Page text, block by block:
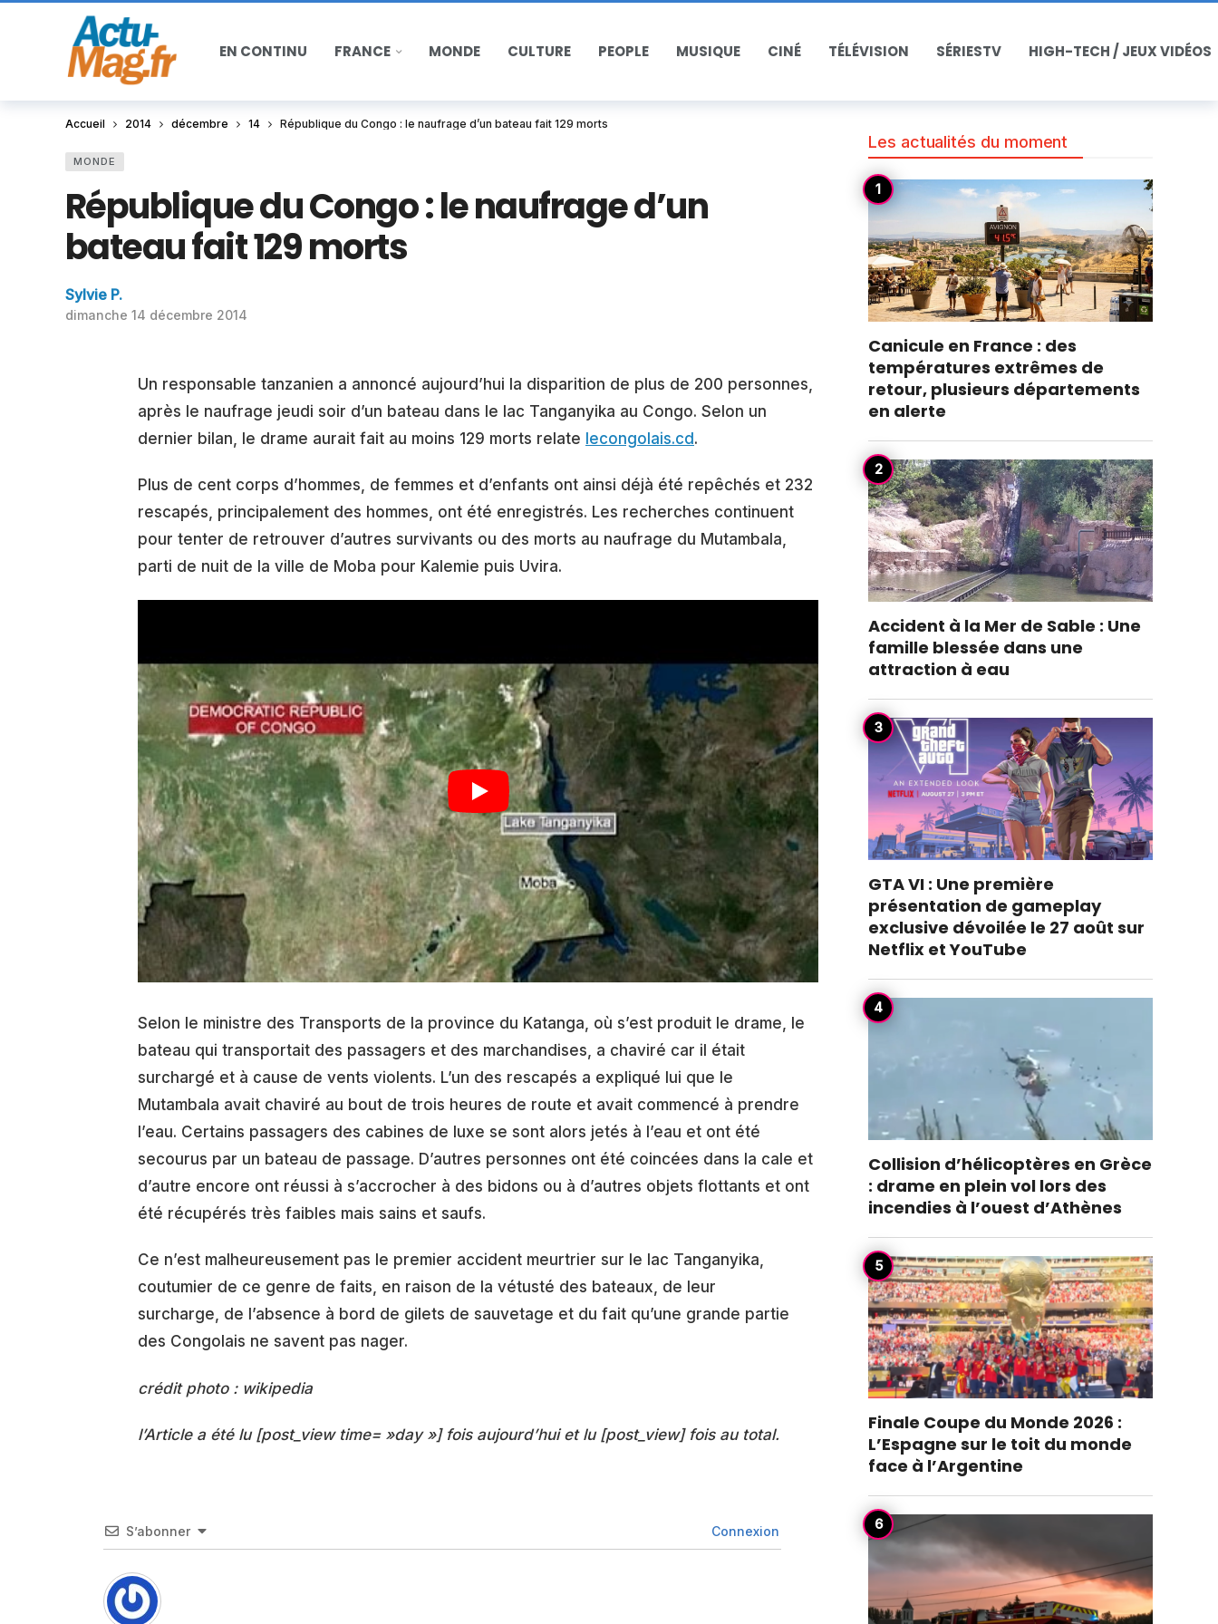
EN CONTINU FRANCE MONDE CULTURE PEOPLE MUSIQUE CINÉ TÉLÉVISION SÉRIESTV HIGH-TECH / JEUX VIDÉOS
Accueil 2014 décembre 14 République du Congo : le naufrage d’un bateau fait 129 morts
MONDE
République du Congo : le naufrage d’un
bateau fait 129 morts
Sylvie P.
dimanche 14 décembre 2014
Un responsable tanzanien a annoncé aujourd’hui la disparition de plus de 200 personnes,
après le naufrage jeudi soir d’un bateau dans le lac Tanganyika au Congo. Selon un
dernier bilan, le drame aurait fait au moins 129 morts relate lecongolais.cd .
Plus de cent corps d’hommes, de femmes et d’enfants ont ainsi déjà été repêchés et 232
rescapés, principalement des hommes, ont été enregistrés. Les recherches continuent
pour tenter de retrouver d’autres survivants ou des morts au naufrage du Mutambala,
parti de nuit de la ville de Moba pour Kalemie puis Uvira.
Selon le ministre des Transports de la province du Katanga, où s’est produit le drame, le
bateau qui transportait des passagers et des marchandises, a chaviré car il était
surchargé et à cause de vents violents. L’un des rescapés a expliqué lui que le
Mutambala avait chaviré au bout de trois heures de route et avait commencé à prendre
l’eau. Certains passagers des cabines de luxe se sont alors jetés à l’eau et ont été
secourus par un bateau de passage. D’autres personnes ont été coincées dans la cale et
d’autre encore ont réussi à s’accrocher à des bidons ou à d’autres objets flottants et ont
été récupérés très faibles mais sains et saufs.
Ce n’est malheureusement pas le premier accident meurtrier sur le lac Tanganyika,
coutumier de ce genre de faits, en raison de la vétusté des bateaux, de leur
surcharge, de l’absence à bord de gilets de sauvetage et du fait qu’une grande partie
des Congolais ne savent pas nager.
crédit photo : wikipedia
l’Article a été lu [post_view time= »day »] fois aujourd’hui et lu [post_view] fois au total.
S’abonner Connexion
Les actualités du moment
Canicule en France : des
températures extrêmes de
retour, plusieurs départements
en alerte
Accident à la Mer de Sable : Une
famille blessée dans une
attraction à eau
GTA VI : Une première
présentation de gameplay
exclusive dévoilée le 27 août sur
Netflix et YouTube
Collision d’hélicoptères en Grèce
: drame en plein vol lors des
incendies à l’ouest d’Athènes
Finale Coupe du Monde 2026 :
L’Espagne sur le toit du monde
face à l’Argentine